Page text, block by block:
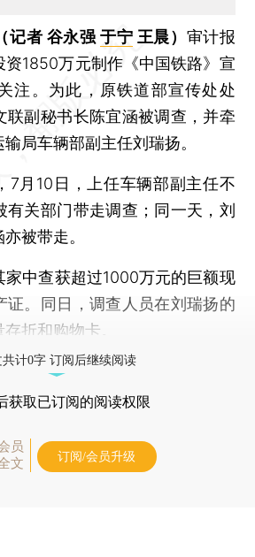
记者 谷永强于宁 王晨） 审计报
资1850万元制作《中国铁路》宣
注。为此，原铁道部宣传处处
联副秘书长陈宜涵被调查，并牵
局车辆部副主任刘瑞扬。
10日，上任车辆部副主任不
有关部门带走调查；同一天，刘
被带走。
中查获超过1000万元的巨额现
证。同日，调查人员在刘瑞扬的
折和购物卡。
共计0字 订阅后继续阅读
获取已订阅的阅读权限
员
文
订阅/会员升级